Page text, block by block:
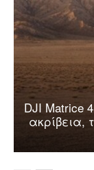
DJI Matrice
ακρίβεια,